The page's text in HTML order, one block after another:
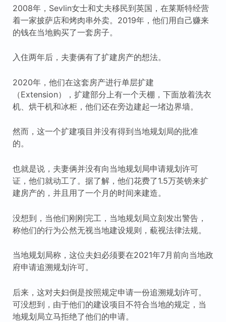
2008年，Sevlin女士和丈夫移民到英国，在莱斯特经营
着一家披萨店和烤肉串外卖。2019年，他们用自己赚来
的钱在当地购买了一套房子。
入住两年后，夫妻俩有了扩建房产的想法。
2020年，他们在这套房产进行单层扩建
（Extension），扩建部分上有一个天棚，下面放着洗衣
机、烘干机和冰柜，他们还在旁边建起一堵边界墙。
然而，这一个扩建项目并没有得到当地规划局的批准
的。
也就是说，夫妻俩并没有向当地规划局申请规划许可
证，他们就动工了。据了解，他们花费了1.5万英镑来扩
建房产的，并且用了一个月的时间来建造。
没想到，当他们刚刚完工，当地规划局立刻发出警告，
称他们的行为公然无视当地建设规则，藐视法律法规。
当地规划局称，这位夫妇必须要在2021年7月前向当地政
府申请追溯规划许可。
后来，这对夫妇倒是按照规定申请一份追溯规划许可。
可没想到，由于他们的建设项目不符合当地的规定，当
地规划局立马拒绝了他们的申请。